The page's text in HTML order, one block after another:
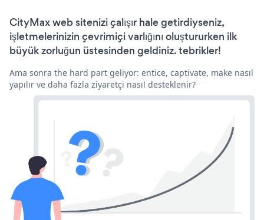
CityMax web sitenizi çalışır hale getirdiyseniz,
işletmelerinizin çevrimiçi varlığını oluştururken ilk
büyük zorluğun üstesinden geldiniz. tebrikler!
Ama sonra the hard part geliyor: entice, captivate, make nasıl
yapılır ve daha fazla ziyaretçi nasıl desteklenir?